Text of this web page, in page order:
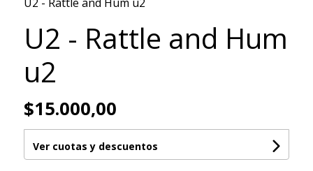
U2 - Rattle and Hum
u2
$15.000,00
Ver cuotas y descuentos